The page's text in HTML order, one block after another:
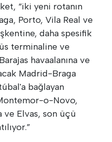
“iki yeni rotanın
Porto, Vila Real ve
daha spesifik
terminaline ve
havaalanına ve
Madrid-Braga
bağlayan
o-Novo,
ve Elvas, son üçü